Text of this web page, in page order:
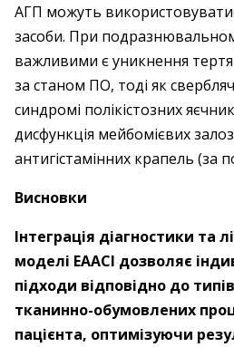
АГП можуть
засоби. При
важливими є уникнення
за станом ПО, тоді як
синдромі полікістозних
дисфункція мейбомієвих
антигістамінних крапель (за
Висновки
Інтеграція діагностики та
моделі ЕAACI дозволяє
підходи відповідно до
тканинно-обумовлених
пацієнта, оптимізуючи